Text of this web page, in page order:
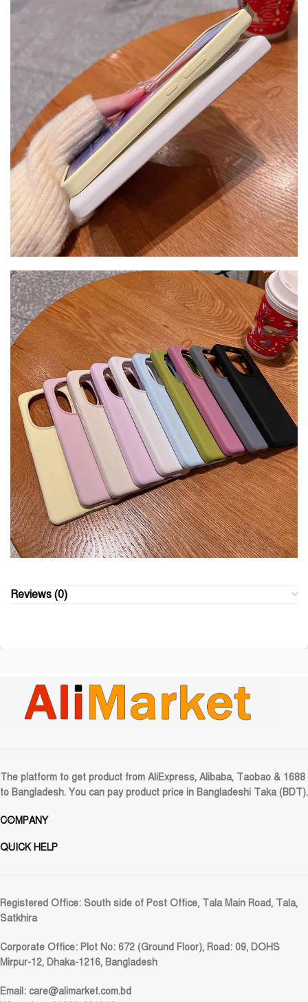
Reviews (0)
The platform to get product from AliExpress, Alibaba, Taobao & 1688
to Bangladesh. You can pay product price in Bangladeshi Taka (BDT).
COMPANY
QUICK HELP
Registered Office: South side of Post Office, Tala Main Road, Tala,
Satkhira
Corporate Office: Plot No: 672 (Ground Floor), Road: 09, DOHS
Mirpur-12, Dhaka-1216, Bangladesh
Email: care@alimarket.com.bd